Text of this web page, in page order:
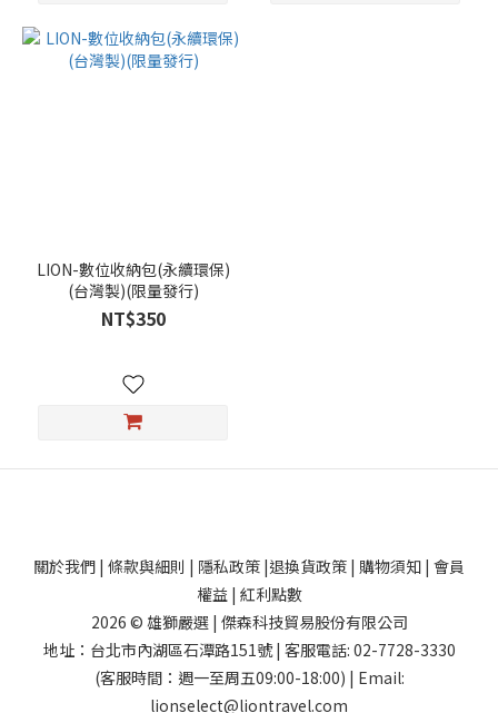
LION-數位收納包(永續環保)
(台灣製)(限量發行)
NT$350
關於我們 | 條款與細則 | 隱私政策 |退換貨政策 | 購物須知 | 會員
權益| 紅利點數
2026 © 雄獅嚴選 | 傑森科技貿易股份有限公司
地址：台北市內湖區石潭路151號 | 客服電話: 02-7728-3330
(客服時間：週一至周五09:00-18:00) | Email:
lionselect@liontravel.com